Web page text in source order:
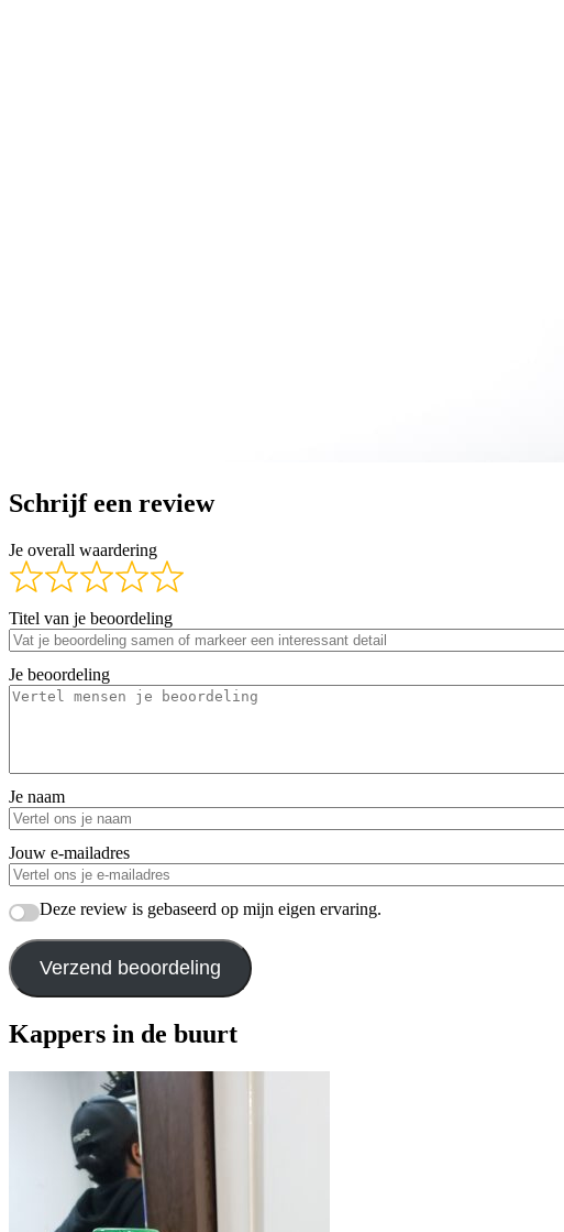
Schrijf een review
Je overall waardering
Titel van je beoordeling
Je beoordeling
Je naam
Jouw e-mailadres
Deze review is gebaseerd op mijn eigen ervaring.
Verzend beoordeling
Kappers in de buurt